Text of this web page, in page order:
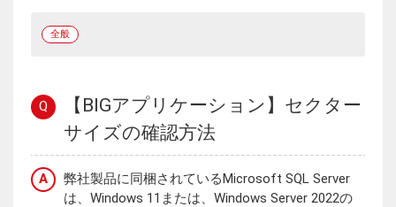
全般
Q
【BIGアプリケーション】セクター
サイズの確認方法
A
弊社製品に同梱されているMicrosoft SQL Server
は、Windows 11または、Windows Server 2022の